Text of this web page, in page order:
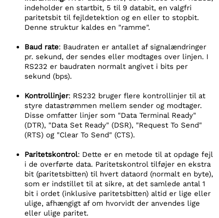
indeholder en startbit, 5 til 9 databit, en valgfri
paritetsbit til fejldetektion og en eller to stopbit.
Denne struktur kaldes en "ramme".
Baud rate: Baudraten er antallet af signalændringer
pr. sekund, der sendes eller modtages over linjen. I
RS232 er baudraten normalt angivet i bits per
sekund (bps).
Kontrollinjer: RS232 bruger flere kontrollinjer til at
styre datastrømmen mellem sender og modtager.
Disse omfatter linjer som "Data Terminal Ready"
(DTR), "Data Set Ready" (DSR), "Request To Send"
(RTS) og "Clear To Send" (CTS).
Paritetskontrol: Dette er en metode til at opdage fejl
i de overførte data. Paritetskontrol tilføjer en ekstra
bit (paritetsbitten) til hvert dataord (normalt en byte),
som er indstillet til at sikre, at det samlede antal 1
bit i ordet (inklusive paritetsbitten) altid er lige eller
ulige, afhængigt af om hvorvidt der anvendes lige
eller ulige paritet.